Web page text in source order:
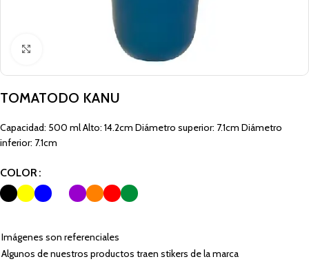
TOMATODO KANU
Capacidad: 500 ml Alto: 14.2cm Diámetro superior: 7.1cm Diámetro
inferior: 7.1cm
COLOR
Imágenes son referenciales
Algunos de nuestros productos traen stikers de la marca